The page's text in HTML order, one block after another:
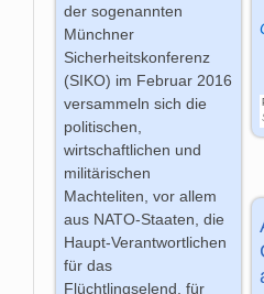
der sogenannten
Münchner
Sicherheitskonferenz
(SIKO) im Februar 2016
versammeln sich die
politischen,
wirtschaftlichen und
militärischen
Machteliten, vor allem
aus NATO-Staaten, die
Haupt-Verantwortlichen
für das
Flüchtlingselend, für